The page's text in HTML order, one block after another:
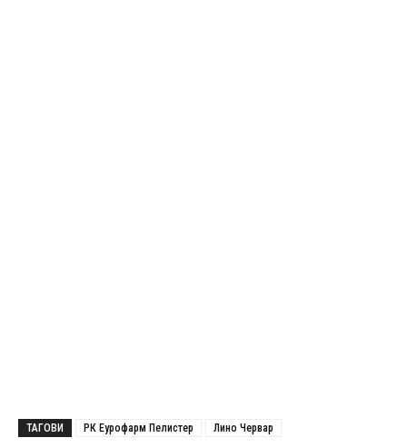
ТАГОВИ РК Еурофарм Пелистер Лино Червар